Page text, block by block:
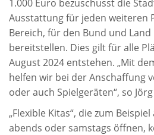
1.000 Euro bezuschusst die
Ausstattung für jeden weiteren
Bereich, für den Bund und Land
bereitstellen. Dies gilt für alle
August 2024 entstehen. „Mit
helfen wir bei der Anschaffung
oder auch Spielgeräten“, so
„Flexible Kitas“, die zum
abends oder samstags öffnen,